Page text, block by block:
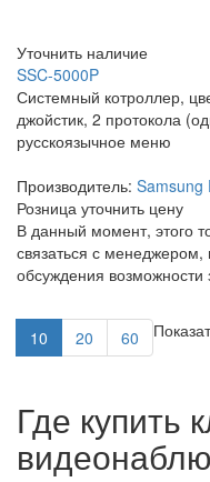
Уточнить наличие
SSC-5000P
Системный котроллер,
джойстик, 2 протокола
русскоязычное меню
Производитель: Samsung
Розница уточнить цену
В данный момент, этого
связаться с
обсуждения возможности
10 20 60
Где купить